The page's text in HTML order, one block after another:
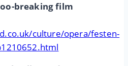
breaking film
culture/opera/festen-